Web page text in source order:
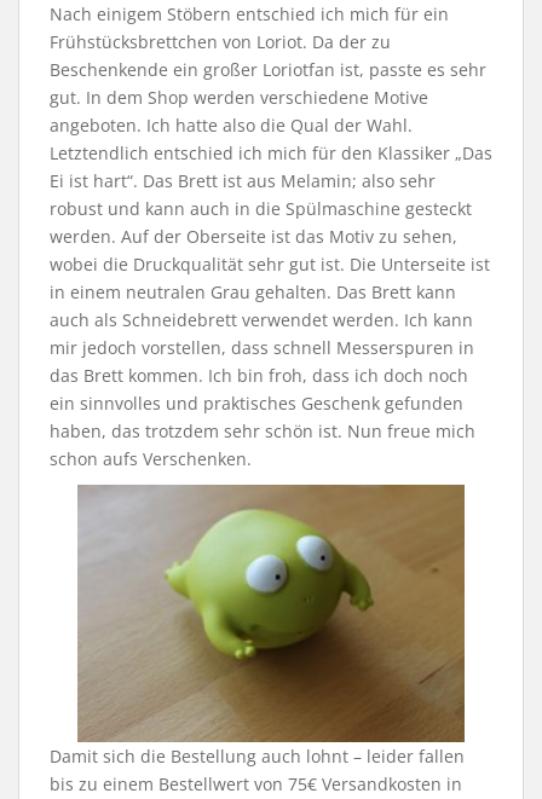
Nach einigem Stöbern entschied ich mich für ein
Frühstücksbrettchen von Loriot. Da der zu
Beschenkende ein großer Loriotfan ist, passte es sehr
gut. In dem Shop werden verschiedene Motive
angeboten. Ich hatte also die Qual der Wahl.
Letztendlich entschied ich mich für den Klassiker „Das
Ei ist hart“. Das Brett ist aus Melamin; also sehr
robust und kann auch in die Spülmaschine gesteckt
werden. Auf der Oberseite ist das Motiv zu sehen,
wobei die Druckqualität sehr gut ist. Die Unterseite ist
in einem neutralen Grau gehalten. Das Brett kann
auch als Schneidebrett verwendet werden. Ich kann
mir jedoch vorstellen, dass schnell Messerspuren in
das Brett kommen. Ich bin froh, dass ich doch noch
ein sinnvolles und praktisches Geschenk gefunden
haben, das trotzdem sehr schön ist. Nun freue mich
schon aufs Verschenken.
Damit sich die Bestellung auch lohnt – leider fallen
bis zu einem Bestellwert von 75€ Versandkosten in